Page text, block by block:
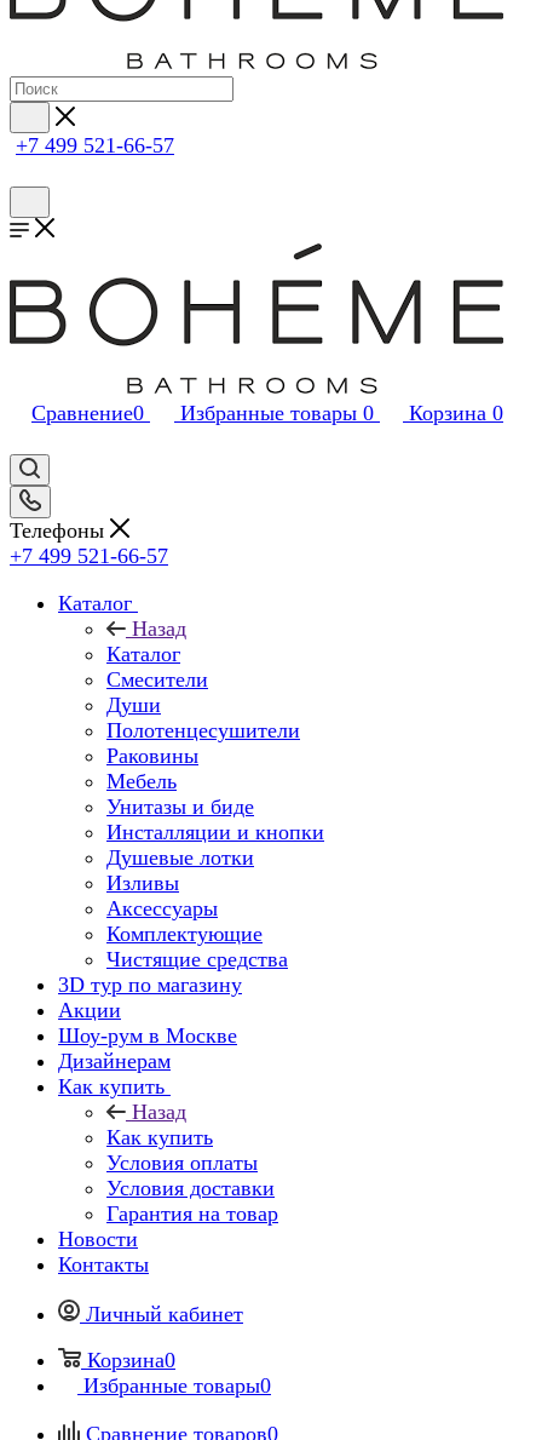
+7 499 521-66-57
Сравнение0 Избранные товары 0 Корзина 0
Телефоны
+7 499 521-66-57
Каталог
Назад
Каталог
Смесители
Души
Полотенцесушители
Раковины
Мебель
Унитазы и биде
Инсталляции и кнопки
Душевые лотки
Изливы
Аксессуары
Комплектующие
Чистящие средства
3D тур по магазину
Акции
Шоу-рум в Москве
Дизайнерам
Как купить
Назад
Как купить
Условия оплаты
Условия доставки
Гарантия на товар
Новости
Контакты
Личный кабинет
Корзина0
Избранные товары0
Сравнение товаров0